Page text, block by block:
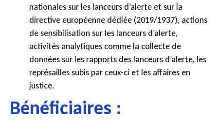
nationales sur les lanceurs d’alerte et sur la
directive européenne dédiée (2019/1937), actions
de sensibilisation sur les lanceurs d’alerte,
activités analytiques comme la collecte de
données sur les rapports des lanceurs d’alerte, les
représailles subis par ceux-ci et les affaires en
justice.
Bénéficiaires :